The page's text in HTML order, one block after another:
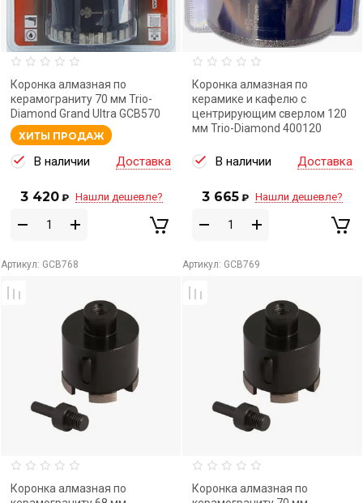
Коронка алмазная по
керамограниту 70 мм Trio-
Diamond Grand Ultra GCB570
ХИТЫ ПРОДАЖ
В наличии Доставка
3 420 ₽ Нашли дешевле?
Коронка алмазная по
керамике и кафелю с
центрирующим сверлом 120
мм Trio-Diamond 400120
В наличии Доставка
3 665 ₽ Нашли дешевле?
Артикул: GCB768
Коронка алмазная по
Артикул: GCB769
Коронка алмазная по